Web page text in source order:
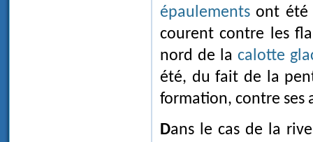
épaulements ont été
courent contre les
nord de la calotte
été, du fait de la
formation, contre ses
Dans le cas de la